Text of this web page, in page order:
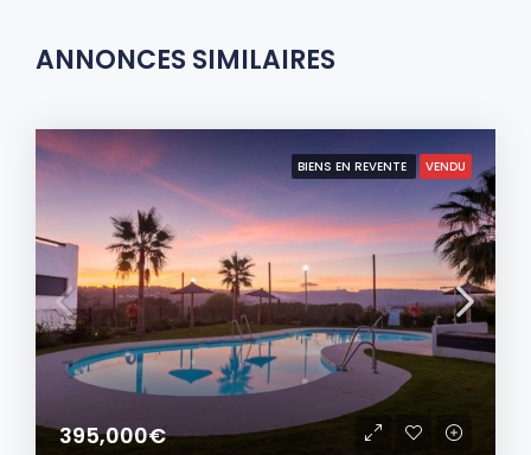
ANNONCES SIMILAIRES
BIENS EN REVENTE VENDU
395,000€